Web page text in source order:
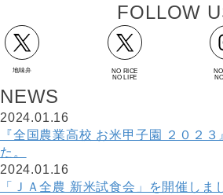
FOLLOW U
地味弁
NO RICE
NO LIFE
NEWS
2024.01.16
『全国農業高校 お米甲子園 ２０２
た。
2024.01.16
「ＪＡ全農 新米試食会」を開催しま